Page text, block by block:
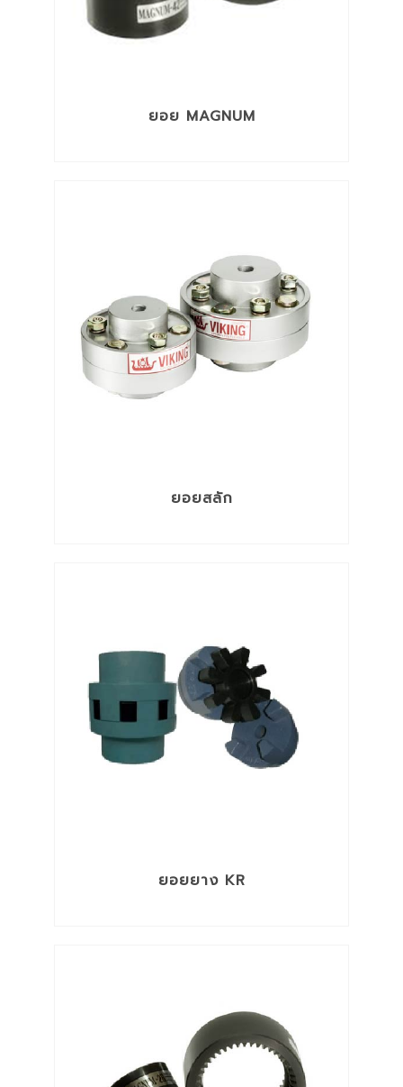
เคมีภัณฑ์เพื่องานซ่อมบำรุง
เครื่องมือกล
เครื่องมือและอุปกรณ์งานเชื่อมไฟฟ้า
ยอย MAGNUM
ยอยสลัก
ยอยยาง KR